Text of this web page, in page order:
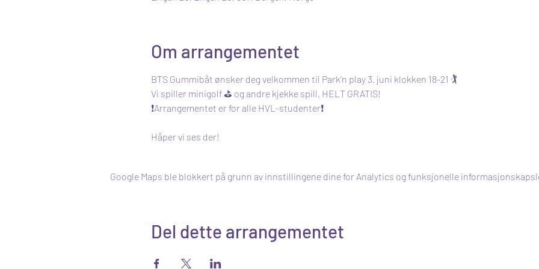
Om arrangementet
BTS Gummibåt ønsker deg velkommen til Park’n play 3. juni klokken 18-21 🏌️
Vi spiller minigolf ⛳ og andre kjekke spill, HELT GRATIS!
❗Arrangementet er for alle HVL-studenter❗
Håper vi ses der!
Google Maps ble blokkert på grunn av innstillingene dine for Analytics og funksjonelle
Del dette arrangementet